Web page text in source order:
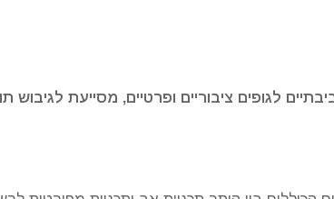
לגופים ציבוריים ופרטיים, מסייעת לגיבוש